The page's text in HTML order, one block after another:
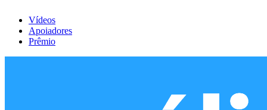
Vídeos
Apoiadores
Prêmio